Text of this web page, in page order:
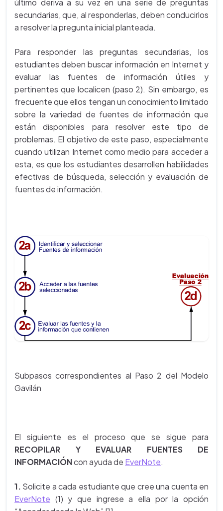
último deriva a su vez en una serie de preguntas
secundarias, que, al responderlas, deben conducirlos
a resolver la pregunta inicial planteada.
Para responder las preguntas secundarias, los
estudiantes deben buscar información en Internet y
evaluar las fuentes de información útiles y
pertinentes que localicen (paso 2). Sin embargo, es
frecuente que ellos tengan un conocimiento limitado
sobre la variedad de fuentes de información que
están disponibles para resolver este tipo de
problemas. El objetivo de este paso, especialmente
cuando utilizan Internet como medio para acceder a
esta, es que los estudiantes desarrollen habilidades
efectivas de búsqueda, selección y evaluación de
fuentes de información.
Subpasos correspondientes al Paso 2 del Modelo
Gavilán
El siguiente es el proceso que se sigue para
RECOPILAR Y EVALUAR FUENTES DE
INFORMACIÓNcon ayuda de EverNote.
1. Solicite a cada estudiante que cree una cuenta en
EverNote (1) y que ingrese a ella por la opción